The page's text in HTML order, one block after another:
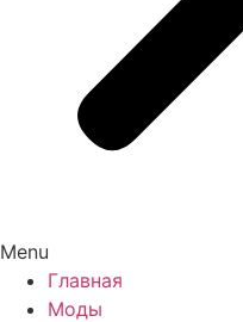
Menu
Главная
Моды